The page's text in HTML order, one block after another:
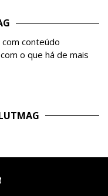
com conteúdo
o que há de mais